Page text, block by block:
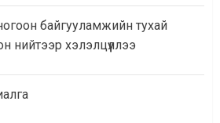
байгууламжийн тухай
нийтээр хэлэлцүүллээ